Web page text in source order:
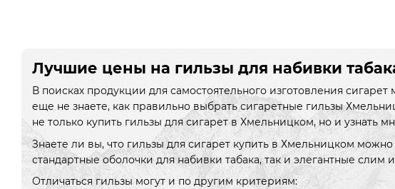
Лучшие цены на гильзы для набивки
В поисках продукции для самостоятельного изготовления
еще не знаете, как правильно выбрать сигаретные гильзы
не только купить гильзы для сигарет в Хмельницком, но и
Знаете ли вы, что гильзы для сигарет купить в Хмельницком
стандартные оболочки для набивки табака, так и элегантные
Отличаться гильзы могут и по другим критериям: